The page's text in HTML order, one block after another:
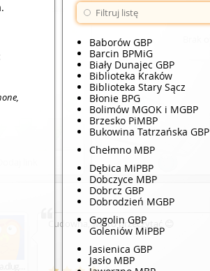
2021.
Cudowna, warto przeczytać 😊
Baborów GBP
Barcin BPMiG
Biały Dunajec GBP
Biblioteka Kraków
Biblioteka Stary Sącz
Błonie BPG
Bolimów MGOK i MGBP
Brzesko PiMBP
Bukowina Tatrzańska GBP
Chełmno MBP
Dębica MiPBP
Dobczyce MBP
Dobrcz GBP
Dobrodzień MGBP
Gogolin GBP
Goleniów MiPBP
Jasienica GBP
Jasło MBP